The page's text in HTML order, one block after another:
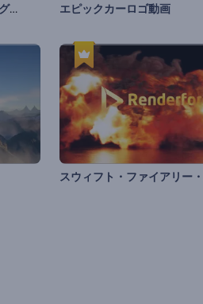
クリスマスの雪景色のオープニング動画 エピックカーロゴ動画